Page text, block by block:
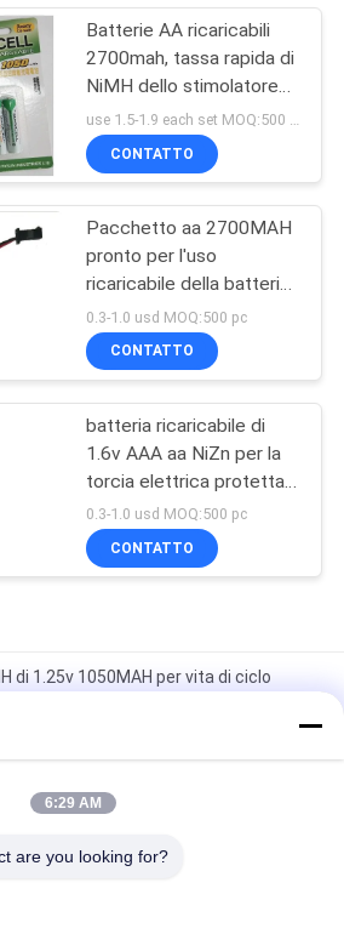
Batterie AA ricaricabili
2700mah, tassa rapida di
NiMH dello stimolatore
entro 15 minuti
CONTATTO
Pacchetto aa 2700MAH
pronto per l'uso
ricaricabile della batteria
di Nimh per la luce del
LED
0.3-1.0 usd MOQ:500 pc
CONTATTO
batteria ricaricabile di
1.6v AAA aa NiZn per la
torcia elettrica protetta
contro le esplosioni
0.3-1.0 usd MOQ:500 pc
CONTATTO
di 1.25v 1050MAH per vita di ciclo
di metallo di nichel delle cellule
Nimh
di metallo di nichel ad alta
6:29 AM
are you looking for?